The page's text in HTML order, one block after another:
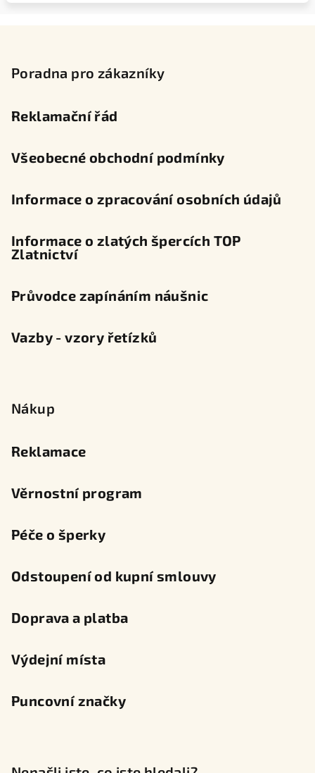
Poradna pro zákazníky
Reklamační řád
Všeobecné obchodní podmínky
Informace o zpracování osobních údajů
Informace o zlatých špercích TOP
Zlatnictví
Průvodce zapínáním náušnic
Vazby - vzory řetízků
Nákup
Reklamace
Věrnostní program
Péče o šperky
Odstoupení od kupní smlouvy
Doprava a platba
Výdejní místa
Puncovní značky